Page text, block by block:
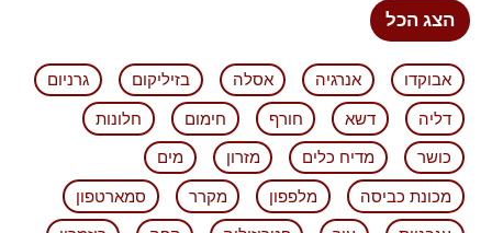
הצג הכל
אבוקדו אנרגיה אסלה בזיליקום
גרניום
דליה
דשא חורף חימום
חלונות
כושר
מדיח כלים מזרון
מים
מכונת כביסה
מלפפון מקרר
סמארטפון